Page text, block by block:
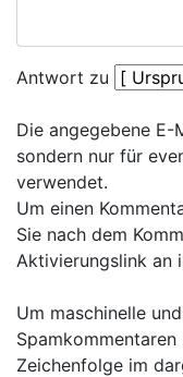
Antwort zu
Die angegebene
sondern nur für
verwendet.
Um einen
Sie nach dem
Aktivierungslink an
Um maschinelle
Zeichenfolge im